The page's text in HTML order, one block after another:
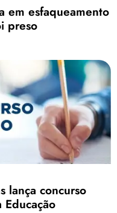
em esfaqueamento
preso
lança concurso